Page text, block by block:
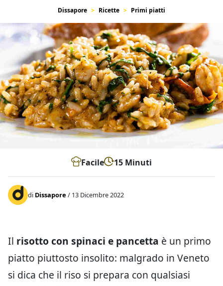
Dissapore Ricette Primi piatti
Facile 15 Minuti
di Dissapore / 13 Dicembre 2022
Il risotto con spinaci e pancetta è un primo
piatto piuttosto insolito: malgrado in Veneto
si dica che il riso si prepara con qualsiasi